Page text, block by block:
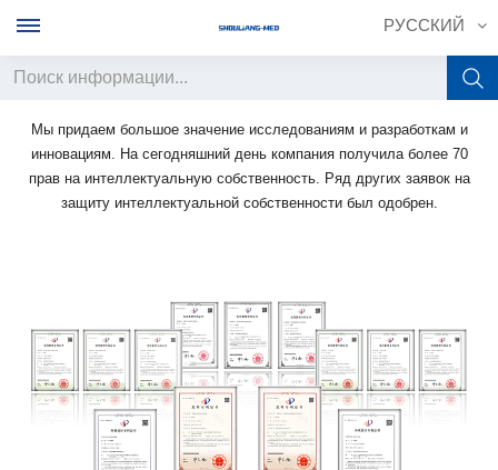
РУССКИЙ
English
français
italiano
español
português
Мы придаем большое значение исследованиям и разработкам и
инновациям. На сегодняшний день компания получила более 70
прав на интеллектуальную собственность. Ряд других заявок на
защиту интеллектуальной собственности был одобрен.